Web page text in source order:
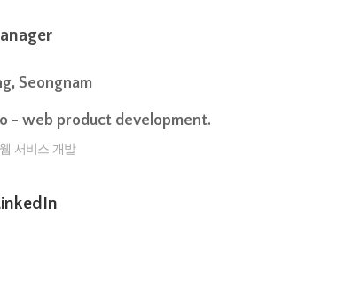
Seongnam
- web product development.
서비스 개발